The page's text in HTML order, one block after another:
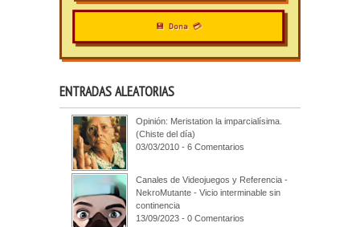
💾 Dona 💳
ENTRADAS ALEATORIAS
Opinión: Meristation la imparcialísima.
(Chiste del día)
03/03/2010 - 6 Comentarios
Canales de Videojuegos y Referencia -
NekroMutante - Vicio interminable sin
continencia
13/09/2023 - 0 Comentarios